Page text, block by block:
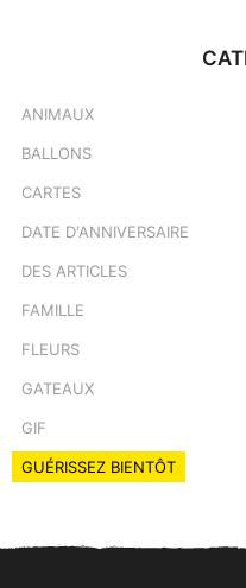
ANIMAUX
BALLONS
CARTES
DATE D'ANNIVERSAIRE
DES ARTICLES
FAMILLE
FLEURS
GATEAUX
GIF
GUÉRISSEZ BIENTÔT